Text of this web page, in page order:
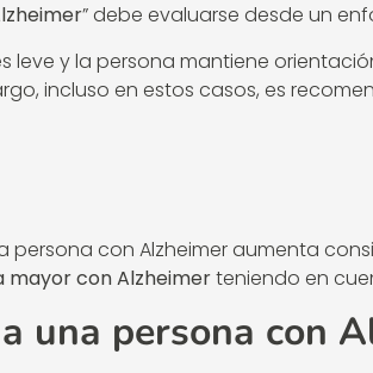
” debe evaluarse desde un
leve y la persona mantiene
incluso en estos casos, es
con Alzheimer aumenta
mayor con Alzheimerteniendo en
una persona con